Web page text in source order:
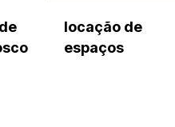
locação de
espaços